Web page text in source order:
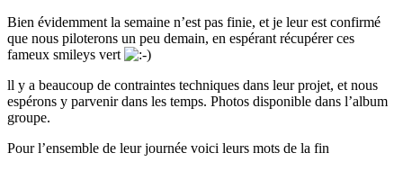
Bien évidemment la semaine n’est pas finie, et je leur est confirmé
que nous piloterons un peu demain, en espérant récupérer ces
fameux smileys vert
ll y a beaucoup de contraintes techniques dans leur projet, et nous
espérons y parvenir dans les temps. Photos disponible dans l’album
groupe.
Pour l’ensemble de leur journée voici leurs mots de la fin